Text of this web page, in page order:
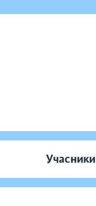
Учасники